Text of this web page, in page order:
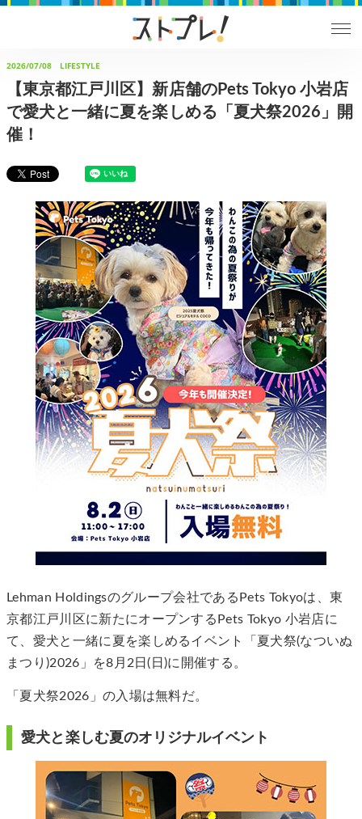
2026/07/08 LIFESTYLE
【東京都江戸川区】新店舗のPets Tokyo 小岩店
で愛犬と一緒に夏を楽しめる「夏犬祭2026」開
催！
Lehman Holdingsのグループ会社であるPets Tokyoは、東
京都江戸川区に新たにオープンするPets Tokyo 小岩店に
て、愛犬と一緒に夏を楽しめるイベント「夏犬祭(なついぬ
まつり)2026」を8月2日(日)に開催する。
「夏犬祭2026」の入場は無料だ。
愛犬と楽しむ夏のオリジナルイベント